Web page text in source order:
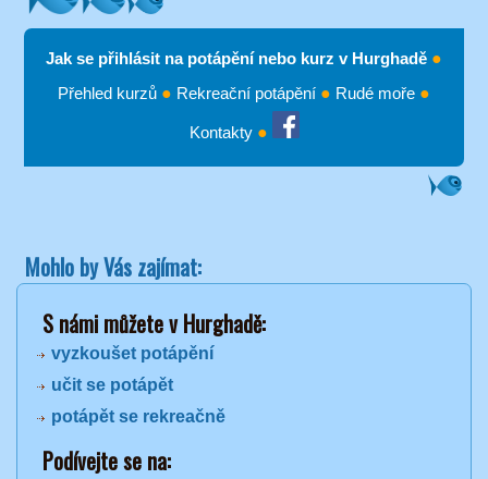
Jak se přihlásit na potápění nebo kurz v Hurghadě ●
Přehled kurzů ● Rekreační potápění ● Rudé moře ●
Kontakty●
Mohlo by Vás zajímat:
S námi můžete v Hurghadě:
vyzkoušet potápění
učit se potápět
potápět se rekreačně
Podívejte se na: